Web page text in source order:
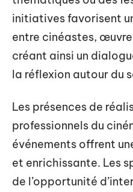
initiatives favorisent
entre cinéastes,
créant ainsi un
la réflexion autour du
Les présences de
professionnels du
événements offrent
et enrichissante. Les
de l’opportunité